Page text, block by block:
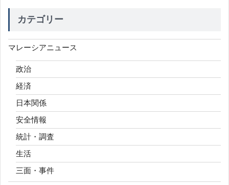
カテゴリー
マレーシアニュース
政治
経済
日本関係
安全情報
統計・調査
生活
三面・事件